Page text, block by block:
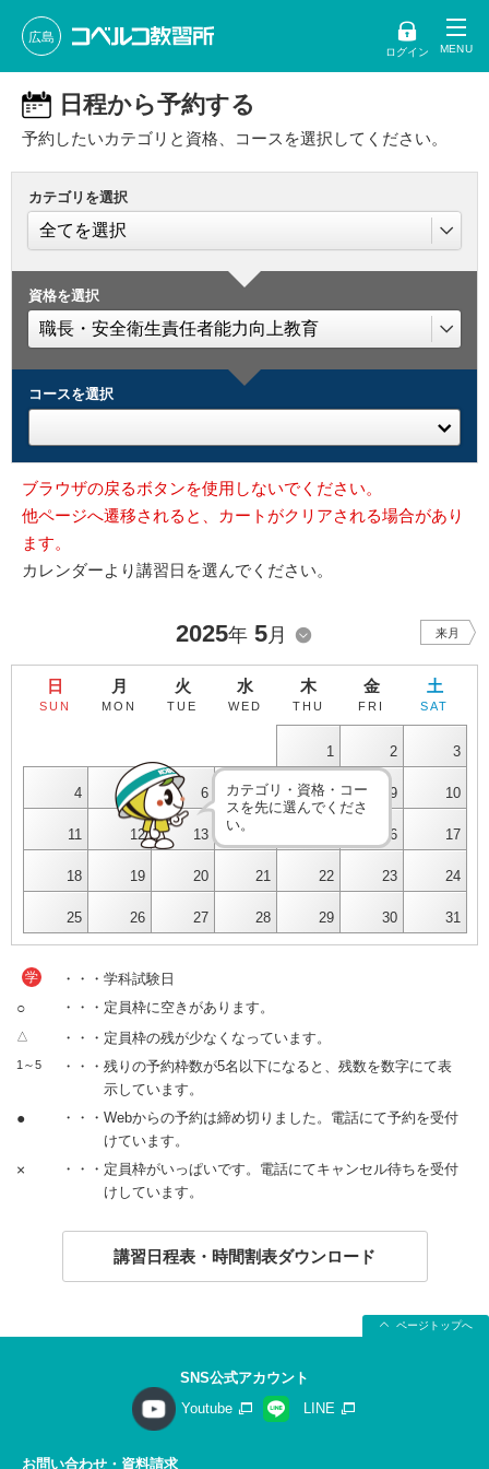
広島
ログイン
日程から予約する
予約したいカテゴリと資格、コースを選択してください。
カテゴリを選択
資格を選択
コースを選択
ブラウザの戻るボタンを使用しないでください。
他ページへ遷移されると、カートがクリアされる場合があり
ます。
カレンダーより講習日を選んでください。
2025年 5月 来月
日
SUN
月
MON
火
TUE
水
WED
木
THU
金
FRI
土
SAT
1 2 3
4 5 6 7 8 9 10
11 12 13 16 17
18 19 20 21 22 23 24
25 26 27 28 29 30 31
カテゴリ・資格・コー
スを先に選んでくださ
い。
学 ・・・学科試験日
○ ・・・定員枠に空きがあります。
△ ・・・定員枠の残が少なくなっています。
1～5
・・・残りの予約枠数が5名以下になると、残数を数字にて表
示しています。
●
・・・Webからの予約は締め切りました。電話にて予約を受付
けています。
×
・・・定員枠がいっぱいです。電話にてキャンセル待ちを受付
けしています。
講習日程表・時間割表ダウンロード
ページトップへ
SNS公式アカウント
Youtube
LINE
お問い合わせ・資料請求